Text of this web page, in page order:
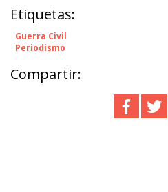
Etiquetas:
Guerra Civil
Periodismo
Compartir: